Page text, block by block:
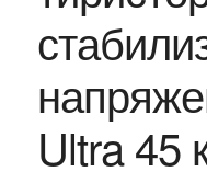
Ultra 45